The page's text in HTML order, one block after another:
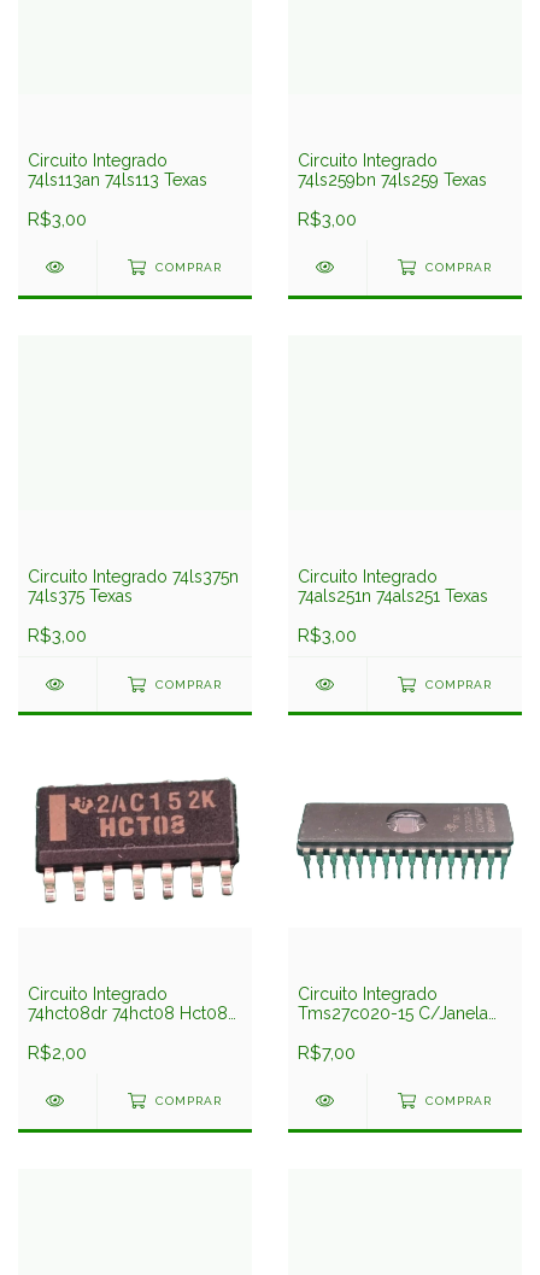
Circuito Integrado
74ls113an 74ls113 Texas
R$3,00
COMPRAR
Circuito Integrado
74ls259bn 74ls259 Texas
R$3,00
COMPRAR
Circuito Integrado 74ls375n
74ls375 Texas
R$3,00
COMPRAR
Circuito Integrado
74als251n 74als251 Texas
R$3,00
COMPRAR
Circuito Integrado
74hct08dr 74hct08 Hct08
R$2,00
COMPRAR
Circuito Integrado
Tms27c020-15 C/Janela
R$7,00
COMPRAR